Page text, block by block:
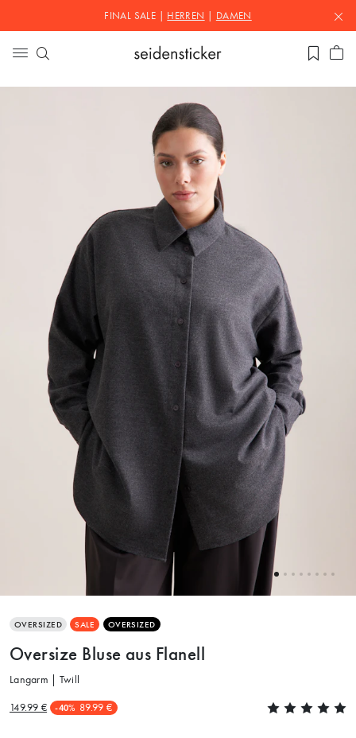
FINAL SALE | HERREN DAMEN
OVERSIZED SALE OVERSIZED
Oversize Bluse aus Flanell
Langarm | Twill
149.99 € -40% 89.99 €